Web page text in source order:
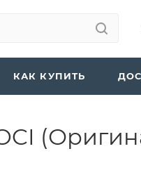
КАК КУПИТЬ